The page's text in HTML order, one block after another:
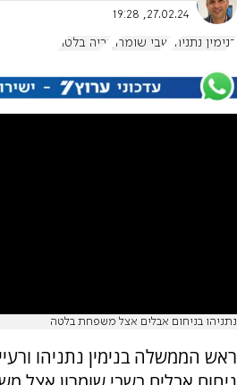
27.02.24, 19:28
בנימין נתניהו שבי שומרון נריה בלטה
נתניהו בניחום אבלים אצל משפחת בלטה
ראש הממשלה בנימין נתניהו